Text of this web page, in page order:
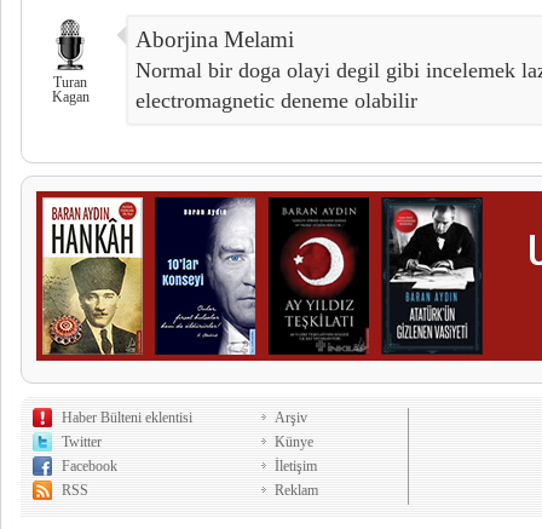
Turan
Kagan
Aborjina Melami
Normal bir doga olayi degil gibi incelemek
electromagnetic deneme olabilir
Haber Bülteni eklentisi
Twitter
Facebook
RSS
Arşiv
Künye
İletişim
Reklam